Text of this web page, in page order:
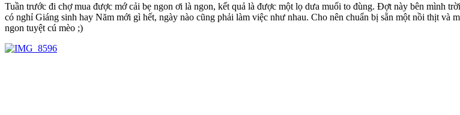
Tuần trước đi chợ mua được mớ cải bẹ ngon ơi là ngon, kết quả là được một lọ dưa muối to đùng. Đợt này bên mình
có nghỉ Giáng sinh hay Năm mới gì hết, ngày nào cũng phải làm việc như nhau. Cho nên chuẩn bị sẵn một nồi thịt
ngon tuyệt cú mèo ;)